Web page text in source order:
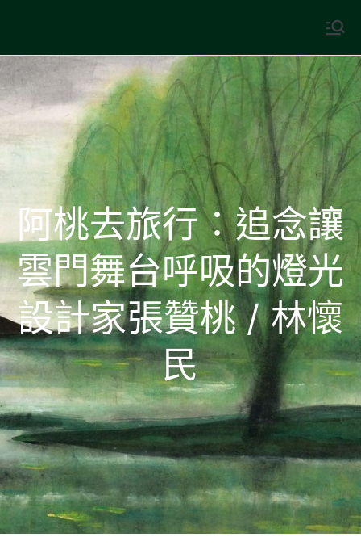
content
中國古典文學
阿桃去旅行：追念讓
雲門舞台呼吸的燈光
設計家張贊桃 / 林懷
民